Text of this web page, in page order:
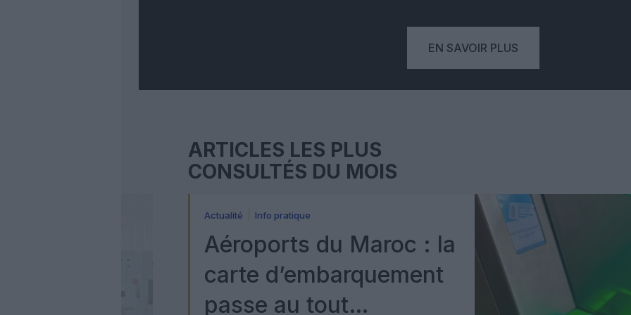
EN SAVOIR PLUS
ARTICLES LES PLUS
CONSULTÉS DU MOIS
Actualité Info pratique
Aéroports du Maroc : la
carte d’embarquement
passe au tout